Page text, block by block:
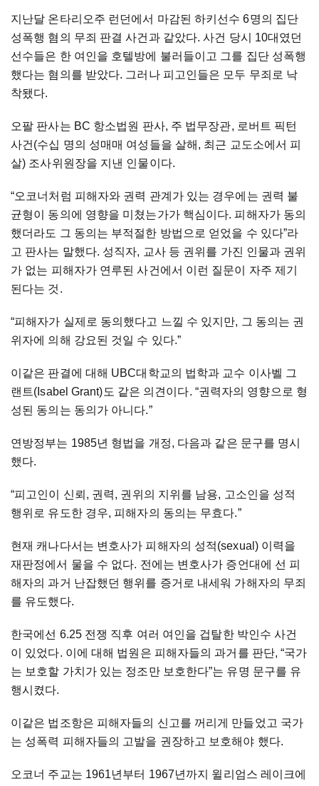
지난달 온타리오주 런던에서 마감된 하키선수 6명의 집단
성폭행 혐의 무죄 판결 사건과 같았다. 사건 당시 10대였던
선수들은 한 여인을 호텔방에 불러들이고 그를 집단 성폭행
했다는 혐의를 받았다. 그러나 피고인들은 모두 무죄로 낙
착됐다.
오팔 판사는 BC 항소법원 판사, 주 법무장관, 로버트 픽턴
사건(수십 명의 성매매 여성들을 살해, 최근 교도소에서 피
살) 조사위원장을 지낸 인물이다.
“오코너처럼 피해자와 권력 관계가 있는 경우에는 권력 불
균형이 동의에 영향을 미쳤는가가 핵심이다. 피해자가 동의
했더라도 그 동의는 부적절한 방법으로 얻었을 수 있다”라
고 판사는 말했다. 성직자, 교사 등 권위를 가진 인물과 권위
가 없는 피해자가 연루된 사건에서 이런 질문이 자주 제기
된다는 것.
“피해자가 실제로 동의했다고 느낄 수 있지만, 그 동의는 권
위자에 의해 강요된 것일 수 있다.”
이같은 판결에 대해 UBC대학교의 법학과 교수 이사벨 그
랜트(Isabel Grant)도 같은 의견이다. “권력자의 영향으로 형
성된 동의는 동의가 아니다.”
연방정부는 1985년 형법을 개정, 다음과 같은 문구를 명시
했다.
“피고인이 신뢰, 권력, 권위의 지위를 남용, 고소인을 성적
행위로 유도한 경우, 피해자의 동의는 무효다.”
현재 캐나다서는 변호사가 피해자의 성적(sexual) 이력을
재판정에서 물을 수 없다. 전에는 변호사가 증언대에 선 피
해자의 과거 난잡했던 행위를 증거로 내세워 가해자의 무죄
를 유도했다.
한국에선 6.25 전쟁 직후 여러 여인을 겁탈한 박인수 사건
이 있었다. 이에 대해 법원은 피해자들의 과거를 판단, “국가
는 보호할 가치가 있는 정조만 보호한다”는 유명 문구를 유
행시켰다.
이같은 법조항은 피해자들의 신고를 꺼리게 만들었고 국가
는 성폭력 피해자들의 고발을 권장하고 보호해야 했다.
오코너 주교는 1961년부터 1967년까지 윌리엄스 레이크에